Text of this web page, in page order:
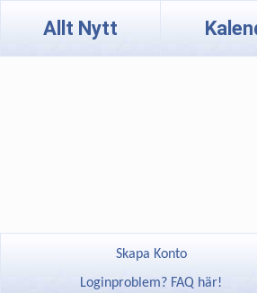
Allt Nytt
Skapa Konto
Loginproblem? FAQ här!